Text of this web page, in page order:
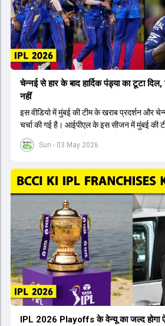
Sun - 03 May 2026
चेन्नई से हार के बाद हार्दिक पंड्या का टूटा
नहीं
इस वीडियो में मुंबई की टीम के खराब प्रदर्शन और
चर्चा की गई है। आईपीएल के इस सीजन में मुंबई की टीम
करना पड़ रहा है। टीम ने अब तक केवल दो मैचों में
में उसे हार मिली है। चेन्नई के खिलाफ हुए मुकाबले में
बना सकी। इसके जवाब में चेन्नई की टीम ने आठ
लक्ष्य हासिल कर लिया। इस हार के बाद मुंबई की
कि यह सीजन उनके लिए अच्छा नहीं रहा है। उन्होंने
बल्लेबाजी और गेंदबाजी दोनों में उनसे बेहतर थी। इस
के लिए प्लेऑफ की राह मुश्किल हो गई है और टीम
IPL 2026 Playoffs के वेन्यू का जल्द होगा